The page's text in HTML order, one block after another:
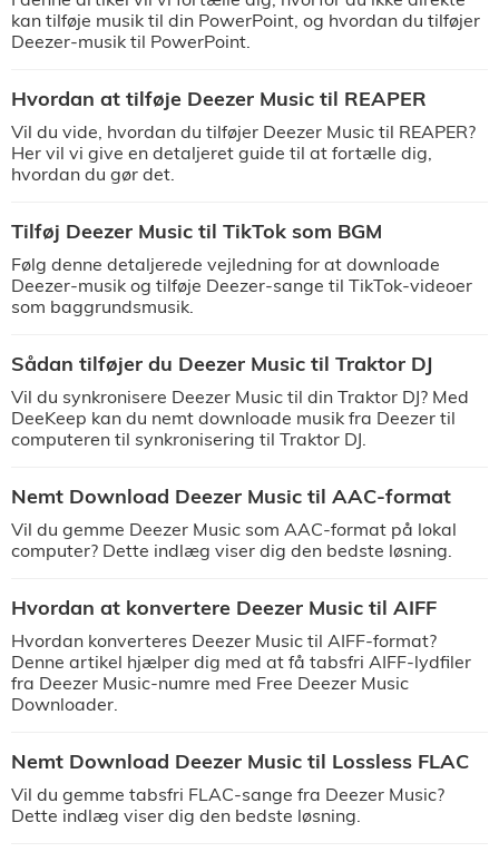
kan tilføje musik til din PowerPoint, og hvordan du tilføjer
Deezer-musik til PowerPoint.
Hvordan at tilføje Deezer Music til REAPER
Vil du vide, hvordan du tilføjer Deezer Music til REAPER?
Her vil vi give en detaljeret guide til at fortælle dig,
hvordan du gør det.
Tilføj Deezer Music til TikTok som BGM
Følg denne detaljerede vejledning for at downloade
Deezer-musik og tilføje Deezer-sange til TikTok-videoer
som baggrundsmusik.
Sådan tilføjer du Deezer Music til Traktor DJ
Vil du synkronisere Deezer Music til din Traktor DJ? Med
DeeKeep kan du nemt downloade musik fra Deezer til
computeren til synkronisering til Traktor DJ.
Nemt Download Deezer Music til AAC-format
Vil du gemme Deezer Music som AAC-format på lokal
computer? Dette indlæg viser dig den bedste løsning.
Hvordan at konvertere Deezer Music til AIFF
Hvordan konverteres Deezer Music til AIFF-format?
Denne artikel hjælper dig med at få tabsfri AIFF-lydfiler
fra Deezer Music-numre med Free Deezer Music
Downloader.
Nemt Download Deezer Music til Lossless FLAC
Vil du gemme tabsfri FLAC-sange fra Deezer Music?
Dette indlæg viser dig den bedste løsning.